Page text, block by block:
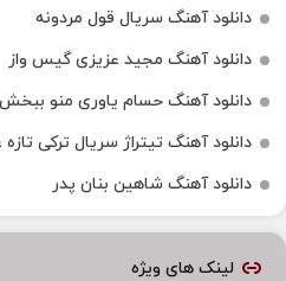
دانلود آهنگ سریال قول مردونه
دانلود آهنگ مجید عزیزی گیس واز
دانلود آهنگ حسام یاوری منو ببخش
دانلود آهنگ تیتراژ سریال ترکی
دانلود آهنگ شاهین بنان پدر
لینک های ویژه